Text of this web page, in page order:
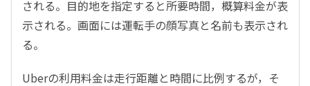
される。目的地を指定すると所要時間，概算料金が表
示される。画面には運転手の顔写真と名前も表示され
る。
Uberの利用料金は走行距離と時間に比例するが，そ